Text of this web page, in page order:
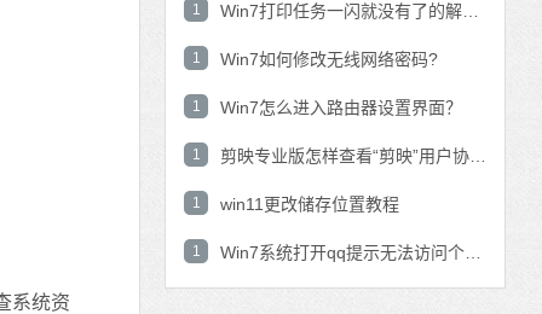
系统资
1
1 Win7如何修改无线网络密码?
1 Win7怎么进入路由器设置界面？
1
1 win11更改储存位置教程
1